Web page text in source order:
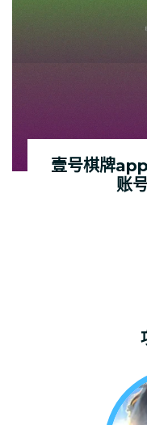
壹号棋牌
账